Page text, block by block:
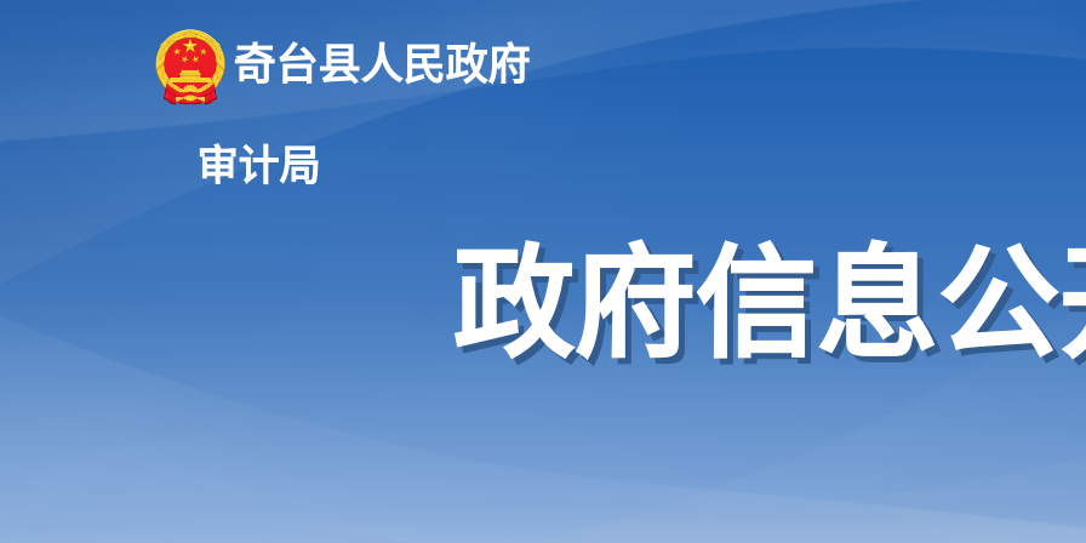
奇台县人民政府
审计局
政府信息